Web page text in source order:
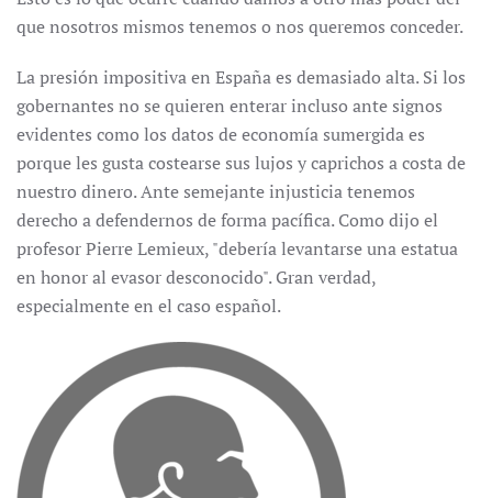
que nosotros mismos tenemos o nos queremos conceder.
La presión impositiva en España es demasiado alta. Si los
gobernantes no se quieren enterar incluso ante signos
evidentes como los datos de economía sumergida es
porque les gusta costearse sus lujos y caprichos a costa de
nuestro dinero. Ante semejante injusticia tenemos
derecho a defendernos de forma pacífica. Como dijo el
profesor Pierre Lemieux, "debería levantarse una estatua
en honor al evasor desconocido". Gran verdad,
especialmente en el caso español.